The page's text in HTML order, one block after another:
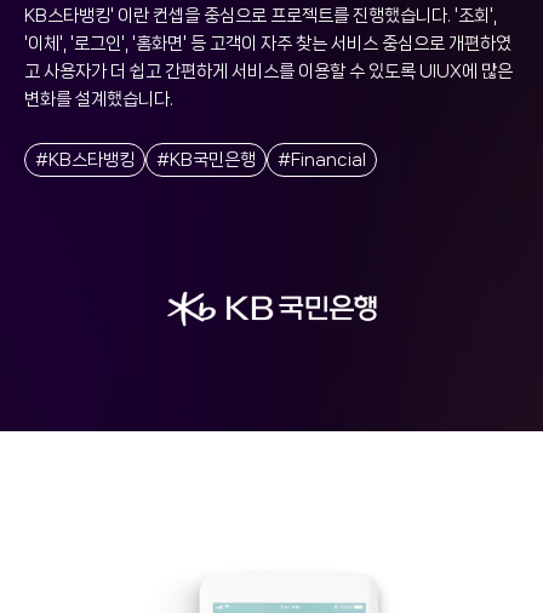
KB스타뱅킹' 이란 컨셉을 중심으로 프로젝트를 진행했습니다. '조회',
'이체', '로그인', '홈화면' 등 고객이 자주 찾는 서비스 중심으로 개편하였
고 사용자가 더 쉽고 간편하게 서비스를 이용할 수 있도록 UIUX에 많은
변화를 설계했습니다.
#KB스타뱅킹 #KB국민은행 #Financial